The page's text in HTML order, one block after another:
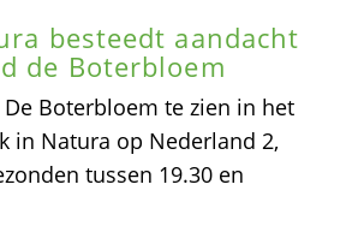
besteedt aandacht
de Boterbloem
Boterbloem te zien in het
in Natura op Nederland 2,
tussen 19.30 en